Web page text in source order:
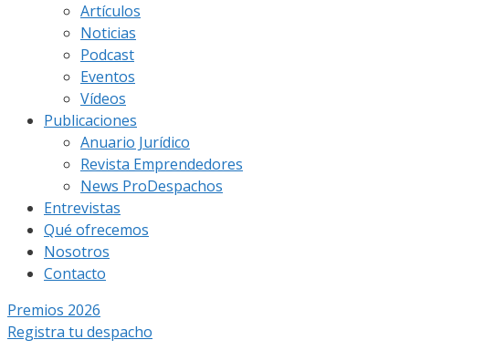
Artículos
Noticias
Podcast
Eventos
Vídeos
Publicaciones
Anuario Jurídico
Revista Emprendedores
News ProDespachos
Entrevistas
Qué ofrecemos
Nosotros
Contacto
Premios 2026
Registra tu despacho